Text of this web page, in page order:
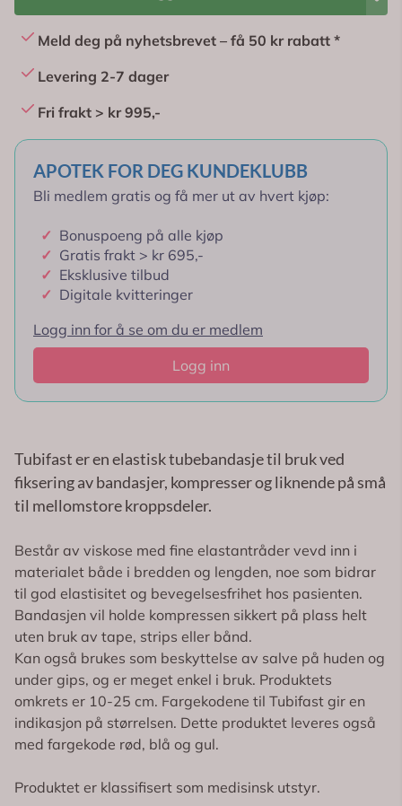
Meld deg på nyhetsbrevet – få 50 kr rabatt *
Levering 2-7 dager
Fri frakt > kr 995,-
APOTEK FOR DEG KUNDEKLUBB
Bli medlem gratis og få mer ut av hvert kjøp:
✓ Bonuspoeng på alle kjøp
✓ Gratis frakt > kr 695,-
✓ Eksklusive tilbud
✓ Digitale kvitteringer
Logg inn for å se om du er medlem
Logg inn
Tubifast er en elastisk tubebandasje til bruk ved
fiksering av bandasjer, kompresser og liknende på små
til mellomstore kroppsdeler.
Består av viskose med fine elastantråder vevd inn i
materialet både i bredden og lengden, noe som bidrar
til god elastisitet og bevegelsesfrihet hos pasienten.
Bandasjen vil holde kompressen sikkert på plass helt
uten bruk av tape, strips eller bånd.
Kan også brukes som beskyttelse av salve på huden og
under gips, og er meget enkel i bruk. Produktets
omkrets er 10-25 cm. Fargekodene til Tubifast gir en
indikasjon på størrelsen. Dette produktet leveres også
med fargekode rød, blå og gul.
Produktet er klassifisert som medisinsk utstyr.